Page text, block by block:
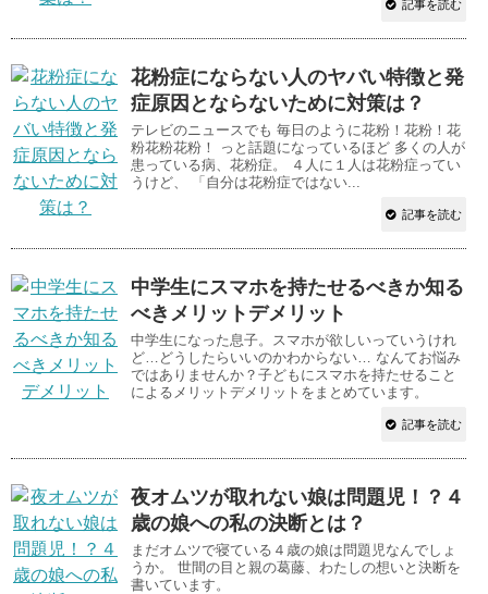
記事を読む
花粉症にならない人のヤバい特徴と発
症原因とならないために対策は？
テレビのニュースでも 毎日のように花粉！花粉！花
粉花粉花粉！ っと話題になっているほど 多くの人が
患っている病、花粉症。 ４人に１人は花粉症ってい
うけど、 「自分は花粉症ではない...
記事を読む
中学生にスマホを持たせるべきか知る
べきメリットデメリット
中学生になった息子。スマホが欲しいっていうけれ
ど…どうしたらいいのかわからない… なんてお悩み
ではありませんか？子どもにスマホを持たせること
によるメリットデメリットをまとめています。
記事を読む
夜オムツが取れない娘は問題児！？４
歳の娘への私の決断とは？
まだオムツで寝ている４歳の娘は問題児なんでしょ
うか。 世間の目と親の葛藤、わたしの想いと決断を
書いています。